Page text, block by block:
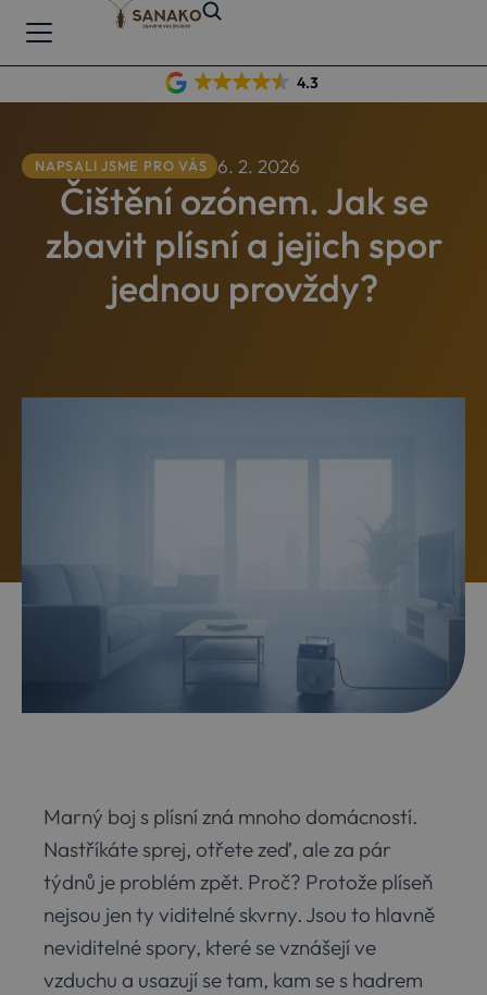
4.3
NAPSALI JSME PRO VÁS 6. 2. 2026
Čištění ozónem. Jak se
zbavit plísní a jejich spor
jednou provždy?
Marný boj s plísní zná mnoho domácností.
Nastříkáte sprej, otřete zeď, ale za pár
týdnů je problém zpět. Proč? Protože plíseň
nejsou jen ty viditelné skvrny. Jsou to hlavně
neviditelné spory, které se vznášejí ve
vzduchu a usazují se tam, kam se s hadrem